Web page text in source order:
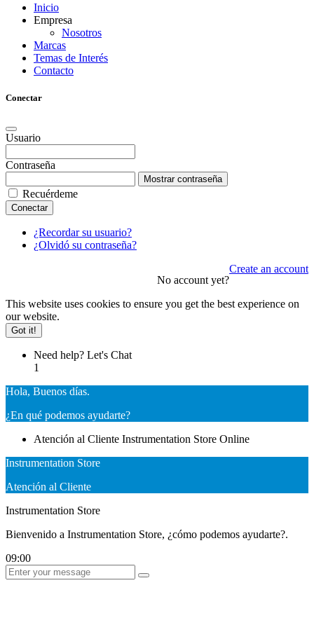
Inicio
Empresa
Nosotros
Marcas
Temas de Interés
Contacto
Conectar
Usuario
Contraseña
Mostrar contraseña
Recuérdeme
Conectar
¿Recordar su usuario?
¿Olvidó su contraseña?
No account yet?
Create an account
This website uses cookies to ensure you get the best experience on
our website.
Got it!
Need help? Let's Chat
1
Hola, Buenos días.
¿En qué podemos ayudarte?
Atención al Cliente Instrumentation Store Online
Instrumentation Store
Atención al Cliente
Instrumentation Store
Bienvenido a Instrumentation Store, ¿cómo podemos ayudarte?.
09:00